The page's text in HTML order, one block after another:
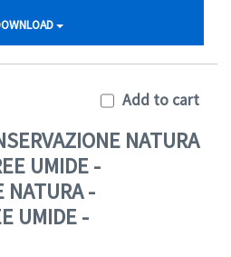
Add to cart
NATURA
UMIDE -
NATURA -
UMIDE -